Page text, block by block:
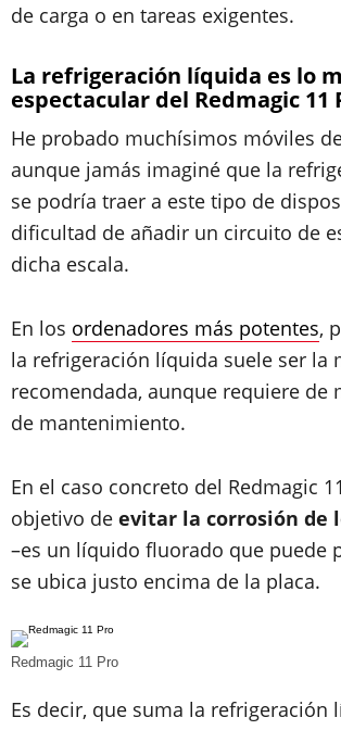
de carga o en tareas exigentes.
La refrigeración líquida es lo
espectacular del Redmagic 11
He probado muchísimos móviles
aunque jamás imaginé que la
se podría traer a este tipo de
dificultad de añadir un circuito de
dicha escala.
En los ordenadores más potentes,
la refrigeración líquida suele ser la
recomendada, aunque requiere de
de mantenimiento.
En el caso concreto del Redmagic
objetivo de evitar la corrosión de
–es un líquido fluorado que puede
se ubica justo encima de la placa.
Redmagic 11 Pro
Es decir, que suma la refrigeración